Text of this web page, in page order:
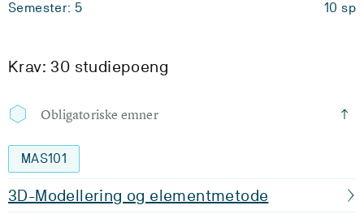
Semester: 5 10 sp
Krav: 30 studiepoeng
Obligatoriske emner
MAS101
3D-Modellering og elementmetode